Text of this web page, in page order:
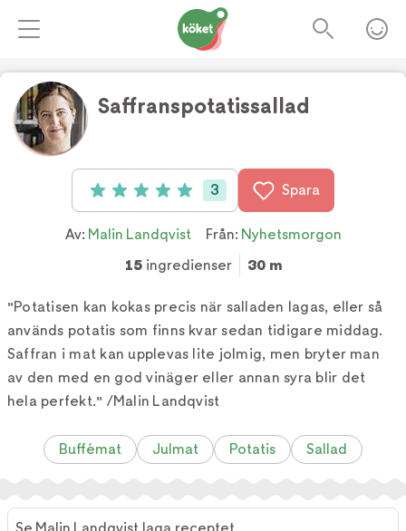
Saffranspotatissallad
Betyg: 5 av 5 (3 röster)
3 Spara
Av: Malin Landqvist Från: Nyhetsmorgon
15ingredienser 30 m
"Potatisen kan kokas precis när salladen lagas, eller så
används potatis som finns kvar sedan tidigare middag.
Saffran i mat kan upplevas lite jolmig, men bryter man
av den med en god vinäger eller annan syra blir det
hela perfekt." /Malin Landqvist
Buffémat Julmat Potatis Sallad